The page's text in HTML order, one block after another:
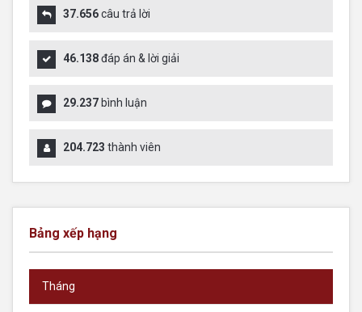
37.656câu trả lời
46.138đáp án & lời giải
29.237 bình luận
204.723 thành viên
Bảng xếp hạng
Tháng